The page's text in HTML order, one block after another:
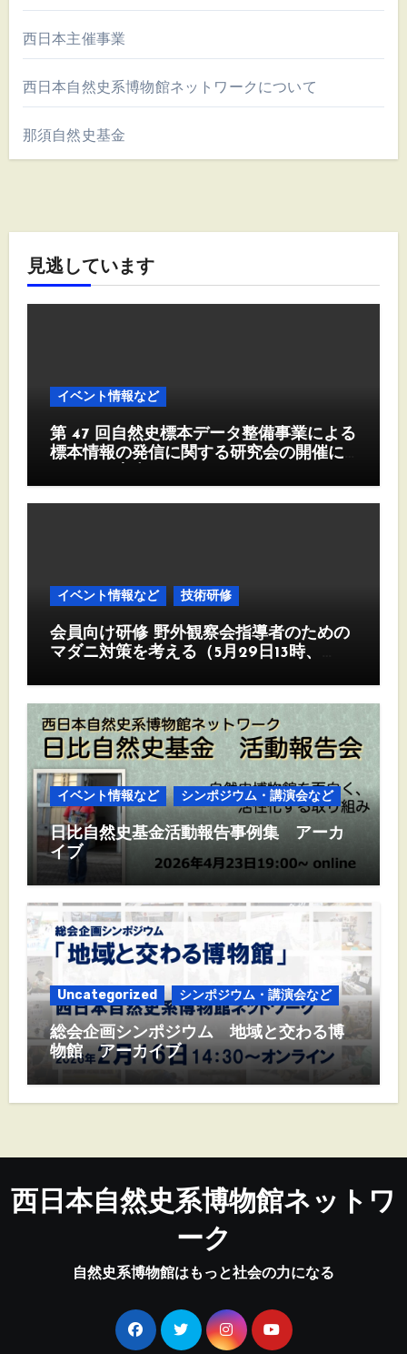
西日本主催事業
西日本自然史系博物館ネットワークについて
那須自然史基金
見逃しています
イベント情報など
第 47 回自然史標本データ整備事業による
標本情報の発信に関する研究会の開催に
イベント情報など 技術研修
会員向け研修 野外観察会指導者のための
マダニ対策を考える（5月29日13時、
イベント情報など シンポジウム・講演会など
日比自然史基金活動報告事例集 アーカ
イブ
Uncategorized シンポジウム・講演会など
総会企画シンポジウム 地域と交わる博
物館 アーカイブ
西日本自然史系博物館ネットワ
ーク
自然史系博物館はもっと社会の力になる